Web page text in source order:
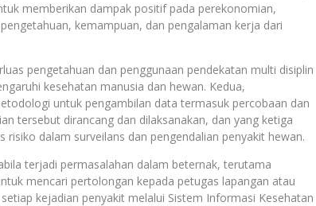
memberikan dampak positif pada perekonomian,
kemampuan, dan pengalaman kerja dari
pengetahuan dan penggunaan pendekatan multi disiplin
kesehatan manusia dan hewan. Kedua,
untuk pengambilan data termasuk percobaan dan
tersebut dirancang dan dilaksanakan, dan yang ketiga
dalam surveilans dan pengendalian penyakit hewan.
terjadi permasalahan dalam beternak, terutama
mencari pertolongan kepada petugas lapangan atau
kejadian penyakit melalui Sistem Informasi Kesehatan